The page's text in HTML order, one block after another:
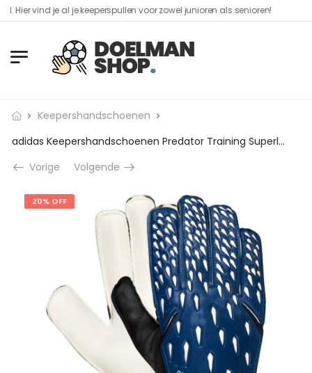
vind je al je keeperspullen voor zowel junioren als senioren!​
Keepershandschoenen
adidas Keepershandschoenen Predator Training Superlative – Blauw/Wit/Zwart
Vorige
Volgende
20% OFF